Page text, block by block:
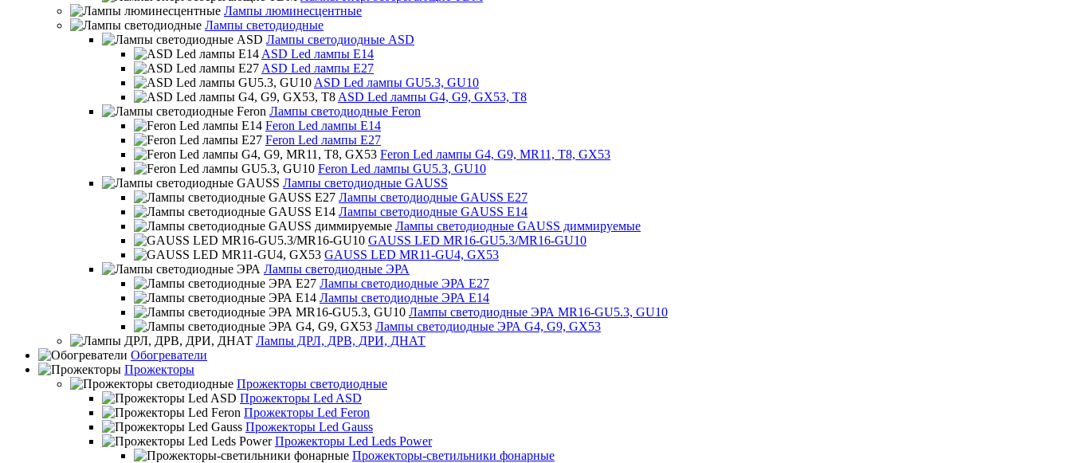
Лампы люминесцентные
Лампы светодиодные
Лампы светодиодные ASD
ASD Led лампы E14
ASD Led лампы E27
ASD Led лампы GU5.3, GU10
ASD Led лампы G4, G9, GX53, T8
Лампы светодиодные Feron
Feron Led лампы E14
Feron Led лампы E27
Feron Led лампы G4, G9, MR11, T8, GX53
Feron Led лампы GU5.3, GU10
Лампы светодиодные GAUSS
Лампы светодиодные GAUSS E27
Лампы светодиодные GAUSS E14
Лампы светодиодные GAUSS диммируемые
GAUSS LED MR16-GU5.3/MR16-GU10
GAUSS LED MR11-GU4, GX53
Лампы светодиодные ЭРА
Лампы светодиодные ЭРА Е27
Лампы светодиодные ЭРА Е14
Лампы светодиодные ЭРА MR16-GU5.3, GU10
Лампы светодиодные ЭРА G4, G9, GX53
Лампы ДРЛ, ДРВ, ДРИ, ДНАТ
Обогреватели
Прожекторы
Прожекторы светодиодные
Прожекторы Led ASD
Прожекторы Led Feron
Прожекторы Led Gauss
Прожекторы Led Leds Power
Прожекторы-светильники фонарные